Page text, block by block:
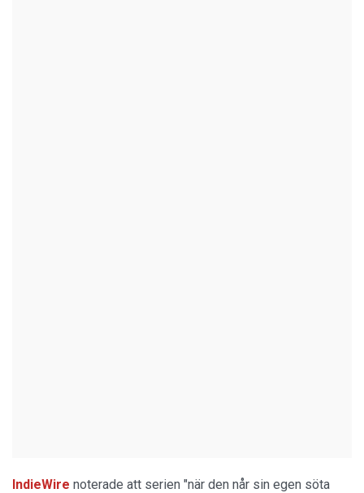
IndieWire noterade att serien "när den når sin egen söta